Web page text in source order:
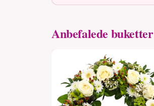
Anbefalede buketter